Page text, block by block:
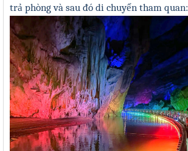
trả phòng và sau đó di chuyển tham quan: